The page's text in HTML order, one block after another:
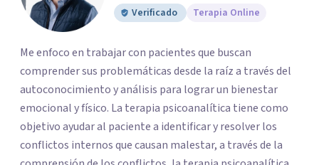
Verificado
Terapia Online
Me enfoco en trabajar con pacientes que buscan
comprender sus problemáticas desde la raíz a través del
autoconocimiento y análisis para lograr un bienestar
emocional y físico. La terapia psicoanalítica tiene como
objetivo ayudar al paciente a identificar y resolver los
conflictos internos que causan malestar, a través de la